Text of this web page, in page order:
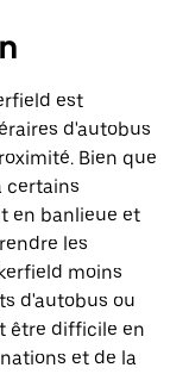
est
d'autobus
Bien que
certains
en banlieue et
les
moins
d'autobus ou
être difficile en
et de la